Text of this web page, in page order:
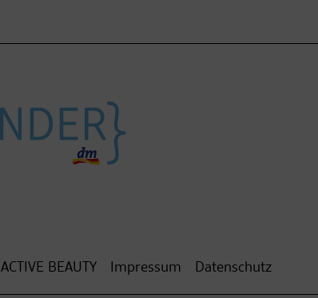
ACTIVE BEAUTY Impressum Datenschutz